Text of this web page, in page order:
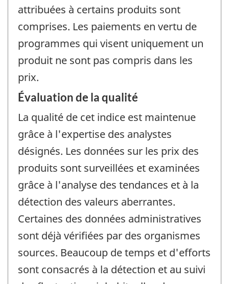
attribuées à certains produits sont
comprises. Les paiements en vertu de
programmes qui visent uniquement un
produit ne sont pas compris dans les
prix.
Évaluation de la qualité
La qualité de cet indice est maintenue
grâce à l'expertise des analystes
désignés. Les données sur les prix des
produits sont surveillées et examinées
grâce à l'analyse des tendances et à la
détection des valeurs aberrantes.
Certaines des données administratives
sont déjà vérifiées par des organismes
sources. Beaucoup de temps et d'efforts
sont consacrés à la détection et au suivi